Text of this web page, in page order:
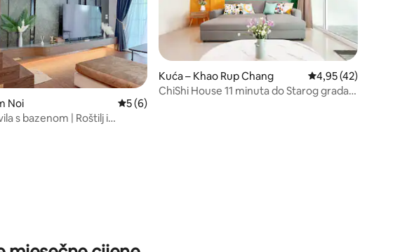
recenzija: 19
Noi Prosječna ocjena: 5/5, recenzija: 6
5 (6)
s bazenom | Roštilj i
Kuća – Khao Rup Chang Prosječna ocjena:
4,95 (42)
ChiShi House 11 minuta do Starog grada i